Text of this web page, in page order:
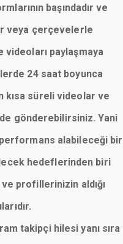
başındadır ve
veya çerçevelerle
paylaşmaya
24 saat boyunca
kısa süreli videolar ve
gönderebilirsiniz. Yani
alabileceği bir
hedeflerinden biri
profillerinizin aldığı
takipçi hilesi yanı sıra